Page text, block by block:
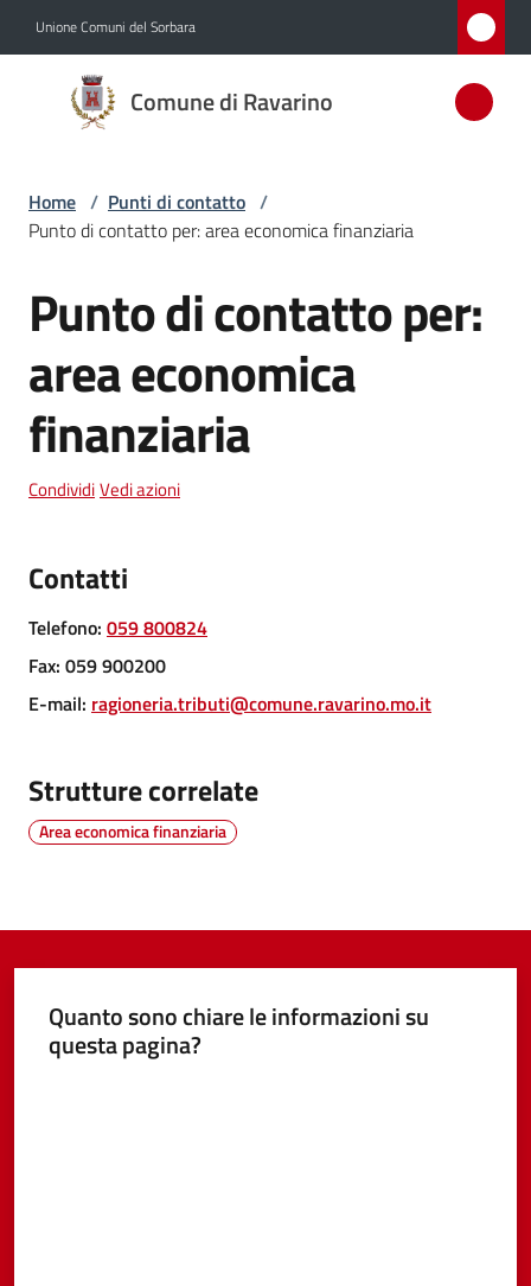
Unione Comuni del Sorbara
Comune di Ravarino
Comune
di
Novità
Servizi
Vivere
Ravarino
Tutti
gli
Seguici
su
Home / Punti di contatto /
Punto di contatto per: area economica finanziaria
Salta al contenuto
Punto di contatto per:
area economica
finanziaria
CondividiVedi azioni
Contatti
Telefono: 059 800824
Fax: 059 900200
E-mail: ragioneria.tributi@comune.ravarino.mo.it
Strutture correlate
Area economica finanziaria
Quanto sono chiare le informazioni su
questa pagina?